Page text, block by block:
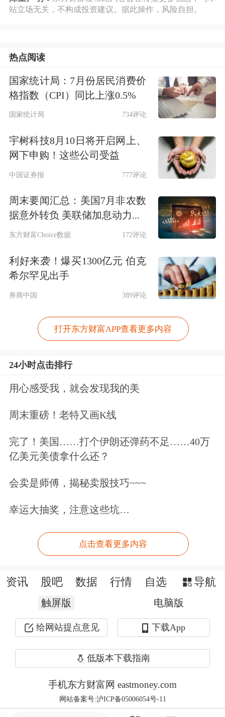
时受到中美利差及长线经济增长潜力的
桥头堡，也吸引着外资的目光。叠加国
股市场近期迎来了一波明显涨势。
范冰预计，新经济会成为未来港股投资
的主题。“全球投资者都在追求有质量
的、可预期的成长，无论在港股还是A
势，港股也是如此。优质的新经济企
业、好赛道的价值在过去一年多来，尤
下，将有较好的机会。”他说。
“三剑客”分享港股投资红利
对于普通投资者而言，直接参与投资港
借道投资港股的基金产品，成为投资者
把握港股增长机会的途径。
范冰表示，目前易方达旗下产品中，已
经形成港股投资“三剑客”——易方达恒
生H股ETF、易方达中证香港证券投资
主题ETF和易方达中证海外互联ETF。
50家海外上市的中国互联网企业构成，
数据显示，截止1月26日，易方达中证
海外互联ETF自2017年1月4日成立以来
回报为148.23%。
“上述这三个产品构成我们投资港股相
产品线，能为投资者提供多样化的选
站立场无关，不构成投资建议。据此操作，风险自担。
热点阅读
国家统计局：7月份居民消费价
格指数（CPI）同比上涨0.5%
国家统计局 734评论
宇树科技8月10日将开启网上、
网下申购！这些公司受益
中国证券报 777评论
周末要闻汇总：美国7月非农数
据意外转负 美联储加息动力...
东方财富Choice数据 172评论
利好来袭！爆买1300亿元 伯克
希尔罕见出手
券商中国 389评论
打开东方财富APP查看更多内容
24小时点击排行
用心感受我，就会发现我的美
周末重磅！老特又画K线
完了！美国……打个伊朗还弹药不足……40万
亿美元美债拿什么还？
会卖是师傅，揭秘卖股技巧~~~
幸运大抽奖，注意这些坑…
点击查看更多内容
资讯 股吧 数据 行情 自选 导航
触屏版 电脑版
给网站提点意见 下载App
低版本下载指南
手机东方财富网 eastmoney.com
网站备案号:沪ICP备05006054号-11